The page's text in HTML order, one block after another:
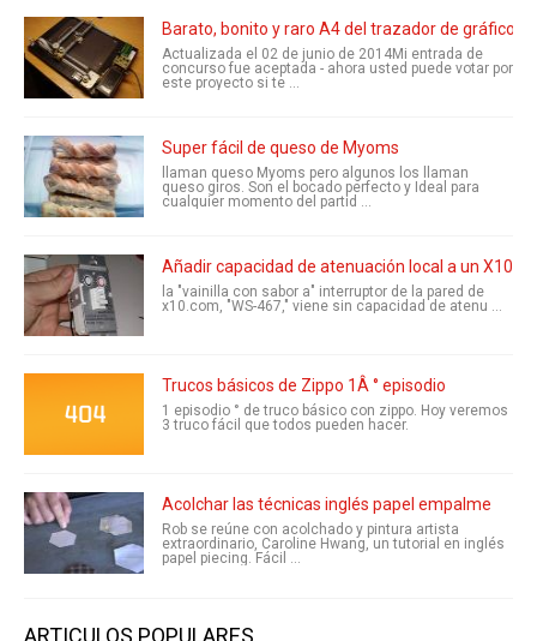
Barato, bonito y raro A4 del trazador de gráfico
Actualizada el 02 de junio de 2014Mi entrada de
concurso fue aceptada - ahora usted puede votar por
este proyecto si te ...
Super fácil de queso de Myoms
llaman queso Myoms pero algunos los llaman
queso giros. Son el bocado perfecto y Ideal para
cualquier momento del partid ...
Añadir capacidad de atenuación local a un X10
la "vainilla con sabor a" interruptor de la pared de
x10.com, "WS-467," viene sin capacidad de atenu ...
Trucos básicos de Zippo 1Â ° episodio
1 episodio ° de truco básico con zippo. Hoy veremos
3 truco fácil que todos pueden hacer.
Acolchar las técnicas inglés papel empalme
Rob se reúne con acolchado y pintura artista
extraordinario, Caroline Hwang, un tutorial en inglés
papel piecing. Fácil ...
ARTICULOS POPULARES